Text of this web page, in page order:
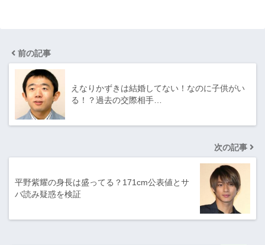
前の記事
えなりかずきは結婚してない！なのに子供がい
る！？過去の交際相手…
次の記事
平野紫耀の身長は盛ってる？171cm公表値とサ
バ読み疑惑を検証